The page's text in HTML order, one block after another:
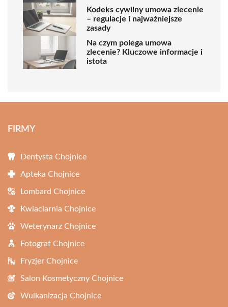
Kodeks cywilny umowa zlecenie
– regulacje i najważniejsze
zasady
Na czym polega umowa
zlecenie? Kluczowe informacje i
istota
FIRMY
Dentysta Chojnice
Apteka Chojnice
Lombard Chojnice
Kwiaciarnia Chojnice
Weterynarz Chojnice
Fotograf Chojnice
Fryzjer Chojnice
Salon Kosmetyczny Chojnice
Wulkanizacja Chojnice